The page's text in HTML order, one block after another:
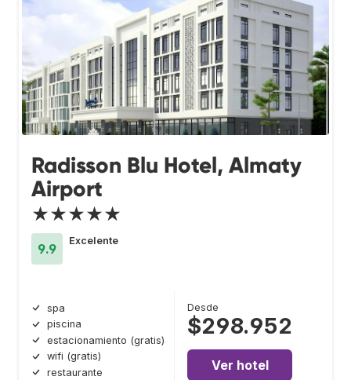
Radisson Blu Hotel, Almaty
Airport
★★★★★
9.9
Excelente
spa
piscina
estacionamiento (gratis)
wifi (gratis)
restaurante
Desde
$298.952
Ver hotel